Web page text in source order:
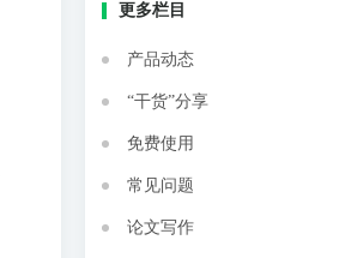
更多栏目
产品动态
“干货”分享
免费使用
常见问题
论文写作